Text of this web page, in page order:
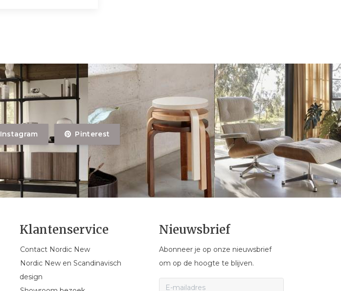
Instagram Pinterest
Klantenservice
Contact Nordic New
Nordic New en Scandinavisch
design
Nieuwsbrief
Abonneer je op onze nieuwsbrief
om op de hoogte te blijven.